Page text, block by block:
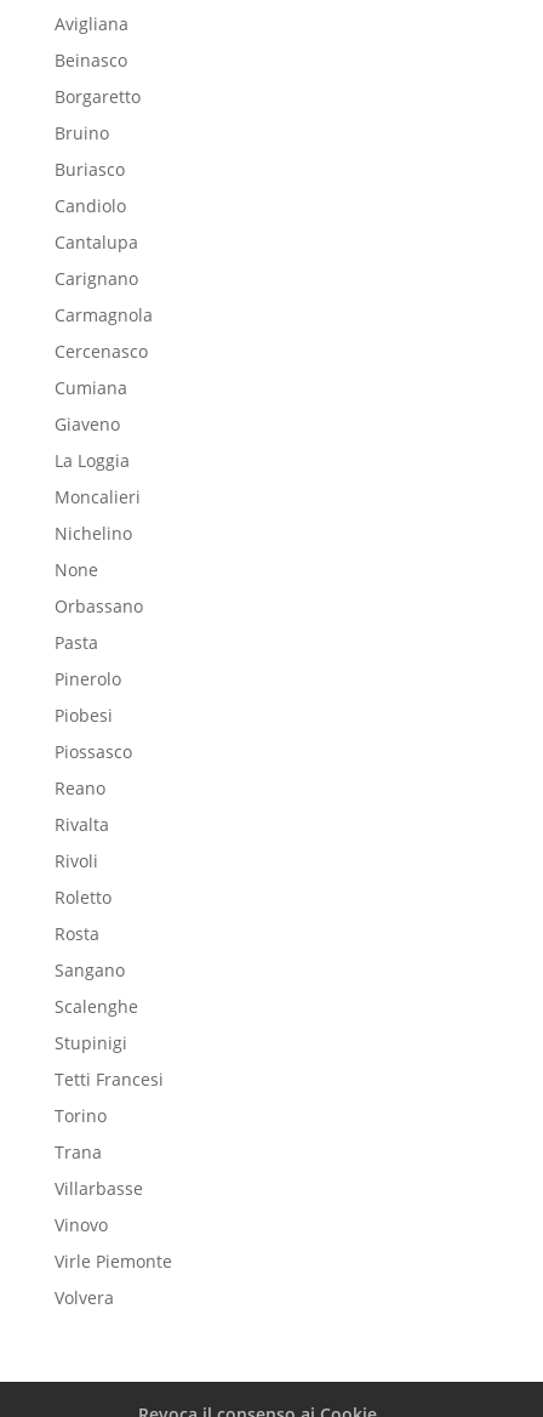
Avigliana
Beinasco
Borgaretto
Bruino
Buriasco
Candiolo
Cantalupa
Carignano
Carmagnola
Cercenasco
Cumiana
Giaveno
La Loggia
Moncalieri
Nichelino
None
Orbassano
Pasta
Pinerolo
Piobesi
Piossasco
Reano
Rivalta
Rivoli
Roletto
Rosta
Sangano
Scalenghe
Stupinigi
Tetti Francesi
Torino
Trana
Villarbasse
Vinovo
Virle Piemonte
Volvera